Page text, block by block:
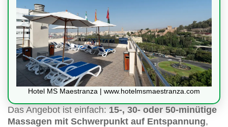
Hotel MS Maestranza | www.hotelmsmaestranza.com
Das Angebot ist einfach: 15-, 30- oder 50-minütige
Massagen mit Schwerpunkt auf Entspannung,